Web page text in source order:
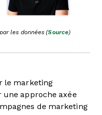
les données (Source)
le marketing
une approche axée
de marketing